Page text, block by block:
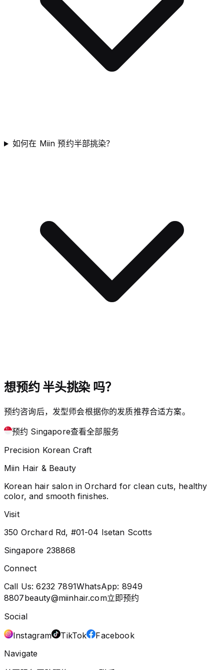
如何在 Miin 预约半部挑染？
想预约 半头挑染 吗？
预约咨询后，发型师会根据你的发质推荐合适方案。
预约 Singapore查看全部服务
Precision Korean Craft
Miin Hair & Beauty
Korean hair salon in Orchard for clean cuts, healthy
color, and smooth finishes.
Visit
350 Orchard Rd, #01-04 Isetan Scotts
Singapore 238868
Connect
Call Us:6232 7891WhatsApp: 8949
8807beauty@miinhair.com立即预约
Social
Instagram
TikTok
Facebook
Navigate